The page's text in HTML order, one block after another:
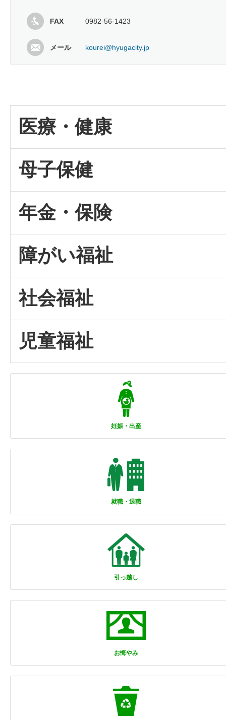
FAX 0982-56-1423
メール kourei@hyugacity.jp
医療・健康
母子保健
年金・保険
障がい福祉
社会福祉
児童福祉
妊娠・出産
就職・退職
引っ越し
お悔やみ